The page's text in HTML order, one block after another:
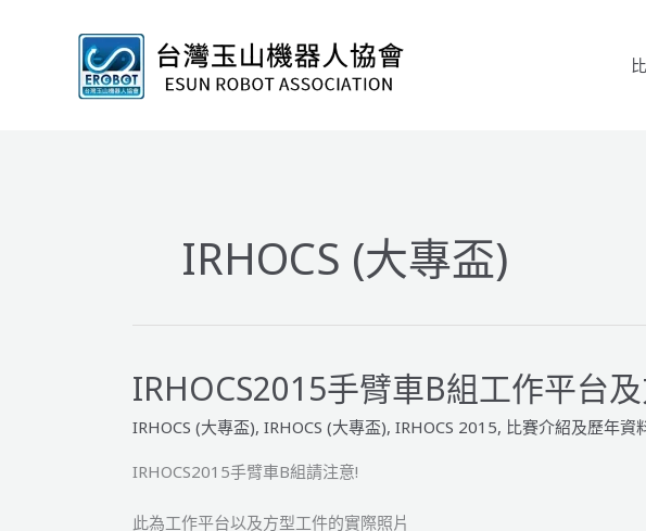
IRHOCS (大專盃)
IRHOCS2015手臂車B組工作平台
IRHOCS (大專盃), IRHOCS (大專盃), IRHOCS 2015, 比賽介紹及歷年資
IRHOCS2015手臂車B組請注意!
此為工作平台以及方型工件的實際照片